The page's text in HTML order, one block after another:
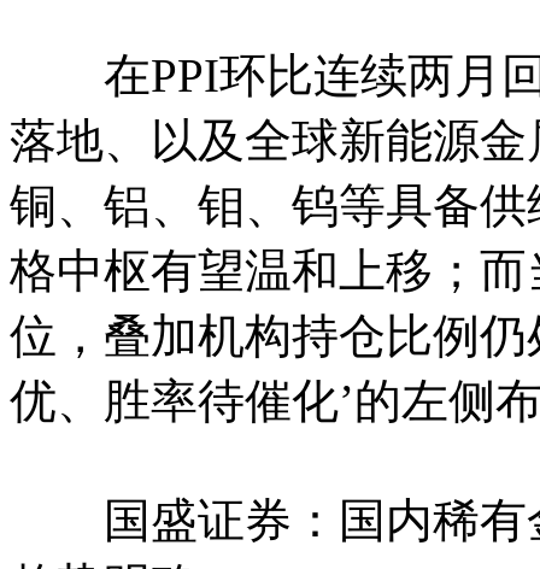
在PPI环比连续两月回
落地、以及全球新能源
铜、铝、钼、钨等具备
格中枢有望温和上移；
位，叠加机构持仓比例
优、胜率待催化’的左侧
国盛证券：国内稀有